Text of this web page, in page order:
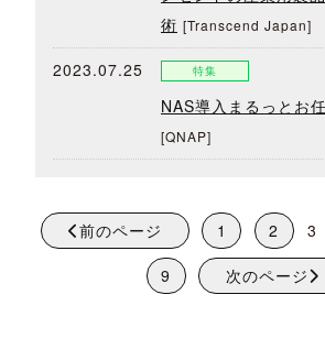
術 [Transcend Japan]
2023.07.25 特集
NAS導入まるっとお
[QNAP]
前のページ 1 2 3
9 次のページ